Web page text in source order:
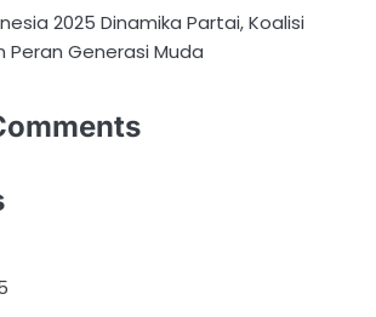
2025 Dinamika Partai, Koalisi
Peran Generasi Muda